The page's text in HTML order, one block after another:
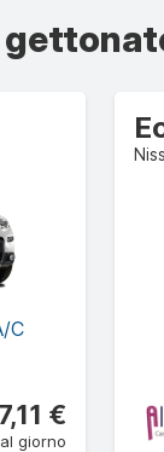
C
€
al giorno